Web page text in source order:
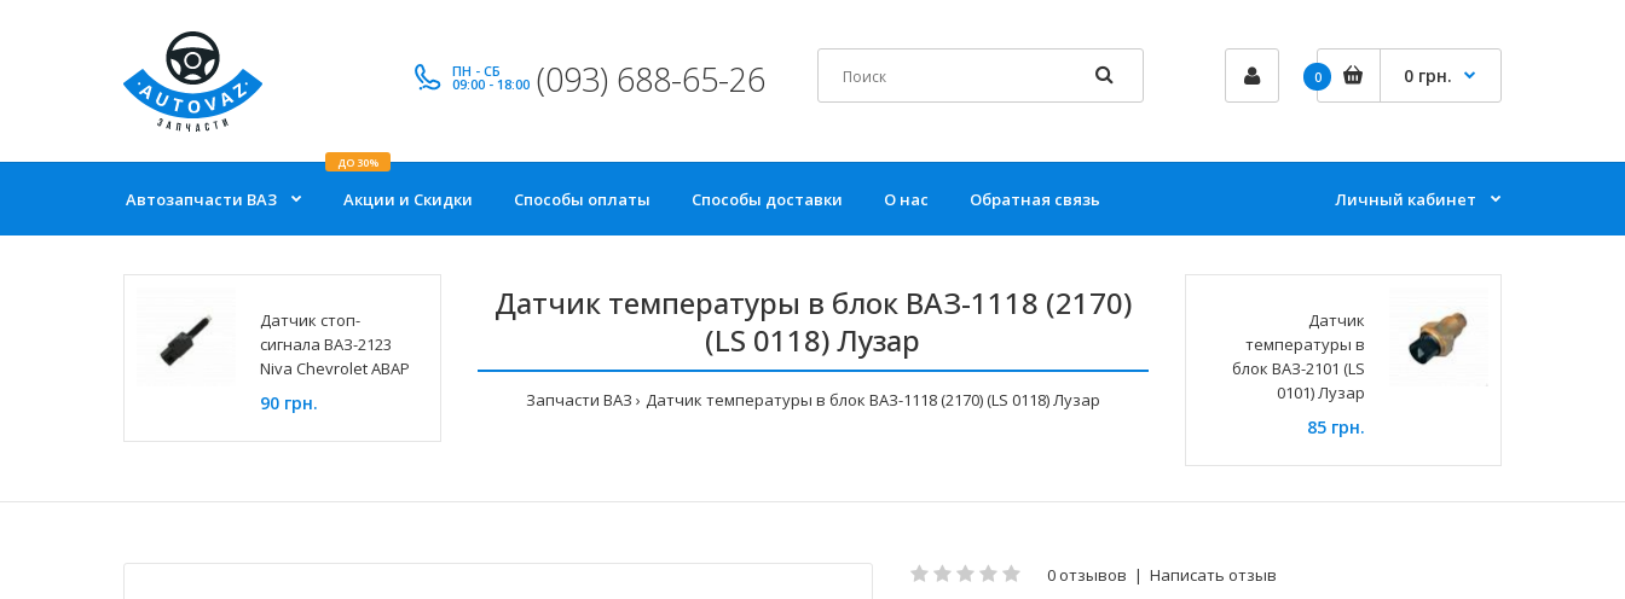
ПН - СБ
09:00 - 18:00 (093) 688-65-26 0 0 грн.
Автозапчасти ВАЗ Акции и Скидки
ДО 30%
Способы оплаты Способы доставки О нас Обратная связь Личный кабинет
Датчик стоп-
сигнала ВАЗ-2123
Niva Chevrolet АВАР
90 грн.
Датчик температуры в блок ВАЗ-1118 (2170)
(LS 0118) Лузар
Запчасти ВАЗ Датчик температуры в блок ВАЗ-1118 (2170) (LS 0118) Лузар
Датчик
температуры в
блок ВАЗ-2101 (LS
0101) Лузар
85 грн.
0 отзывов | Написать отзыв